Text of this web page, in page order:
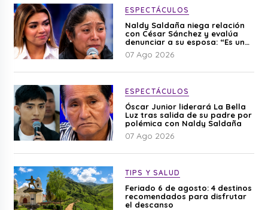
ESPECTÁCULOS
Naldy Saldaña niega relación
con César Sánchez y evalúa
denunciar a su esposa: “Es una
difamación”
07 Ago 2026
ESPECTÁCULOS
Óscar Junior liderará La Bella
Luz tras salida de su padre por
polémica con Naldy Saldaña
07 Ago 2026
TIPS Y SALUD
Feriado 6 de agosto: 4 destinos
recomendados para disfrutar
el descanso